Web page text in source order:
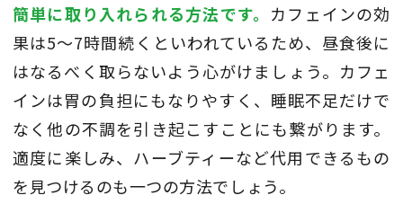
簡単に取り入れられる方法です。 カフェインの効
果は5〜7時間続くといわれているため、昼食後に
はなるべく取らないよう心がけましょう。カフェ
インは胃の負担にもなりやすく、睡眠不足だけで
なく他の不調を引き起こすことにも繋がります。
適度に楽しみ、ハーブティーなど代用できるもの
を見つけるのも一つの方法でしょう。